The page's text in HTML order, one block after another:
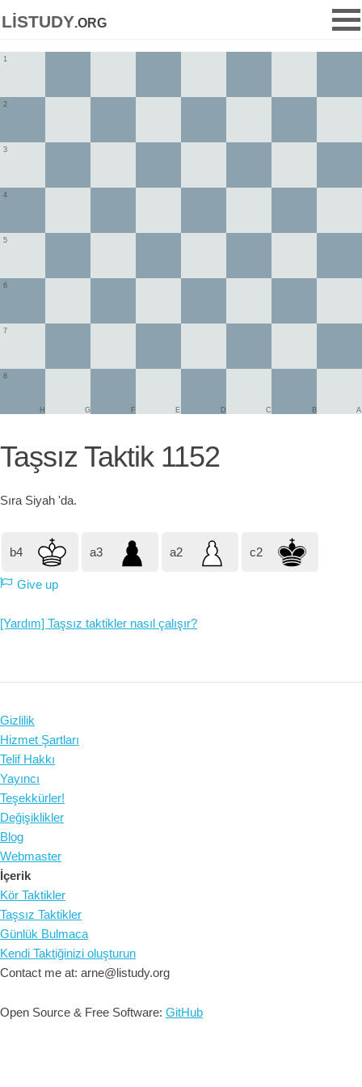
listudy.org
1
2
3
4
5
6
7
8
A
B
C
D
E
F
G
H
Taşsız Taktik 1152
Sıra Siyah 'da.
b4 a3 a2 c2
Give up
[Yardım] Taşsız taktikler nasıl çalışır?
Gizlilik
Hizmet Şartları
Telif Hakkı
Yayıncı
Teşekkürler!
Değişiklikler
Blog
Webmaster
İçerik
Kör Taktikler
Taşsız Taktikler
Günlük Bulmaca
Kendi Taktiğinizi oluşturun
Contact me at: arne@listudy.org
Open Source & Free Software: GitHub